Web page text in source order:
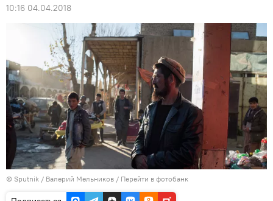
10:16 04.04.2018
© Sputnik / Валерий Мельников / Перейти в фотобанк